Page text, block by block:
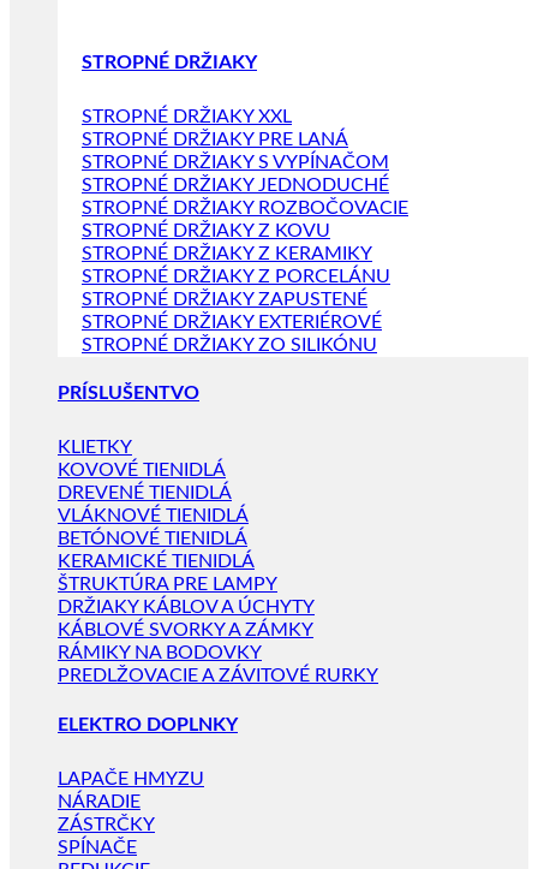
STROPNÉ DRŽIAKY
STROPNÉ DRŽIAKY XXL
STROPNÉ DRŽIAKY PRE LANÁ
STROPNÉ DRŽIAKY S VYPÍNAČOM
STROPNÉ DRŽIAKY JEDNODUCHÉ
STROPNÉ DRŽIAKY ROZBOČOVACIE
STROPNÉ DRŽIAKY Z KOVU
STROPNÉ DRŽIAKY Z KERAMIKY
STROPNÉ DRŽIAKY Z PORCELÁNU
STROPNÉ DRŽIAKY ZAPUSTENÉ
STROPNÉ DRŽIAKY EXTERIÉROVÉ
STROPNÉ DRŽIAKY ZO SILIKÓNU
PRÍSLUŠENTVO
KLIETKY
KOVOVÉ TIENIDLÁ
DREVENÉ TIENIDLÁ
VLÁKNOVÉ TIENIDLÁ
BETÓNOVÉ TIENIDLÁ
KERAMICKÉ TIENIDLÁ
ŠTRUKTÚRA PRE LAMPY
DRŽIAKY KÁBLOV A ÚCHYTY
KÁBLOVÉ SVORKY A ZÁMKY
RÁMIKY NA BODOVKY
PREDLŽOVACIE A ZÁVITOVÉ RURKY
ELEKTRO DOPLNKY
LAPAČE HMYZU
NÁRADIE
ZÁSTRČKY
SPÍNAČE